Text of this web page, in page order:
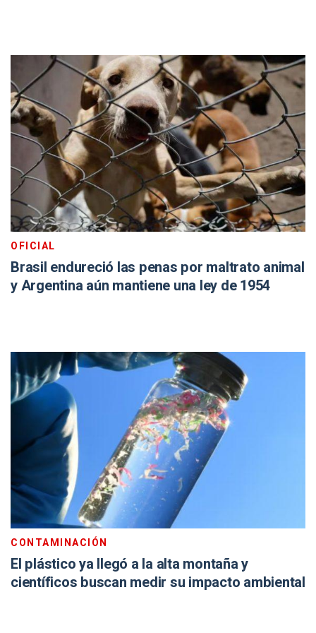
OFICIAL
Brasil endureció las penas por maltrato animal
y Argentina aún mantiene una ley de 1954
CONTAMINACIÓN
El plástico ya llegó a la alta montaña y
científicos buscan medir su impacto ambiental